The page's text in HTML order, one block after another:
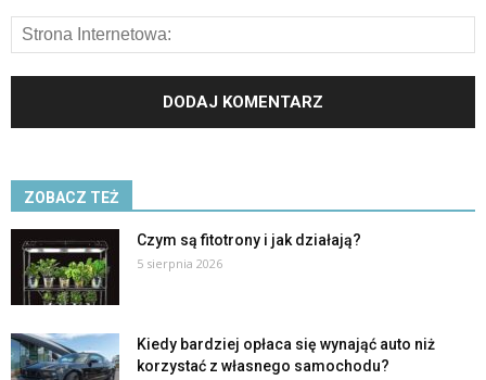
ZOBACZ TEŻ
Czym są fitotrony i jak działają?
5 sierpnia 2026
Kiedy bardziej opłaca się wynająć auto niż
korzystać z własnego samochodu?